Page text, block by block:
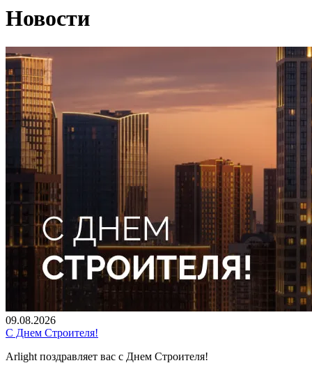
Новости
09.08.2026
С Днем Строителя!
Arlight поздравляет вас с Днем Строителя!